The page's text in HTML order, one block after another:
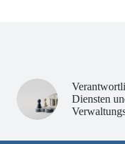
Diensten